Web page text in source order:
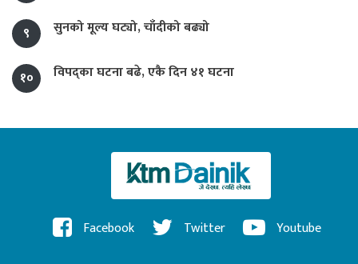
९ सुनको मूल्य घट्यो, चाँदीको बढ्यो
१० विपद्का घटना बढे, एकै दिन ४१ घटना
Facebook Twitter Youtube